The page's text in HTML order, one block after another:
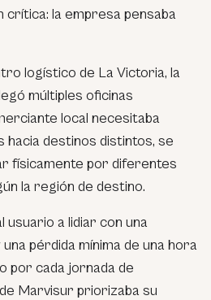
crítica: la empresa pensaba
logístico de La Victoria, la
múltiples oficinas
local necesitaba
hacia destinos distintos, se
físicamente por diferentes
la región de destino.
a lidiar con una
pérdida mínima de una hora
por cada jornada de
Marvisur priorizaba su